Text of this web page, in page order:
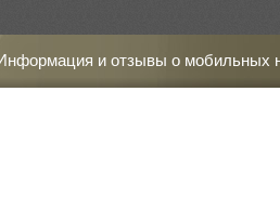
и отзывы о мобильных